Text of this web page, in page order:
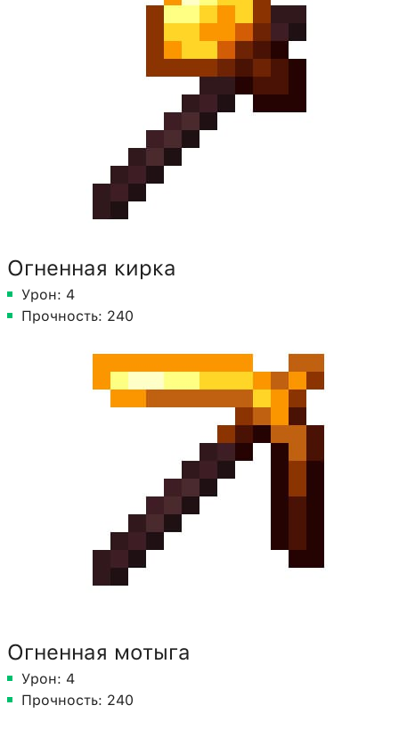
Огненная кирка
Урон: 4
Прочность: 240
Огненная мотыга
Урон: 4
Прочность: 240